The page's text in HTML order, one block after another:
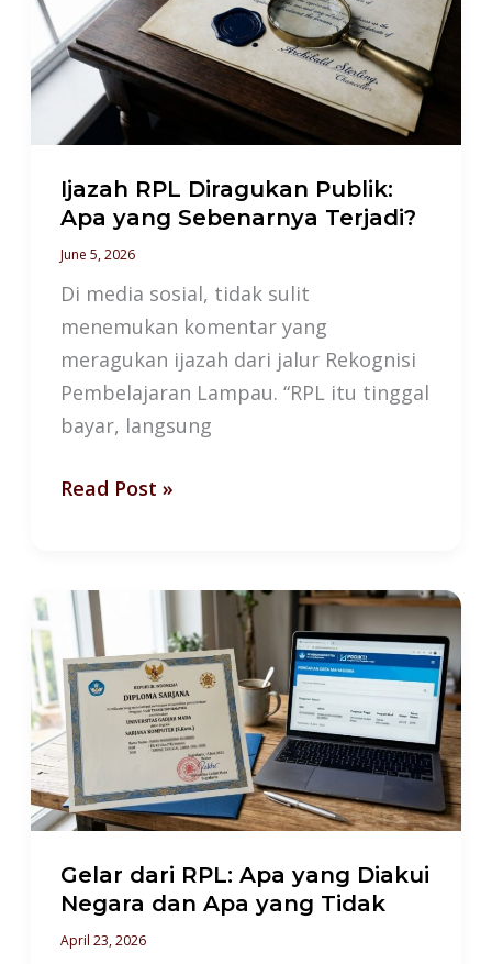
Ijazah RPL Diragukan Publik:
Apa yang Sebenarnya Terjadi?
June 5, 2026
Di media sosial, tidak sulit
menemukan komentar yang
meragukan ijazah dari jalur Rekognisi
Pembelajaran Lampau. “RPL itu tinggal
bayar, langsung
Publik:
Apa
yang
Sebenarnya
Terjadi?
Read Post »
Gelar dari RPL: Apa yang Diakui
Negara dan Apa yang Tidak
April 23, 2026
Gelar
dari
RPL:
Apa
yang
Diakui
Negara
dan
Apa
yang
Tidak